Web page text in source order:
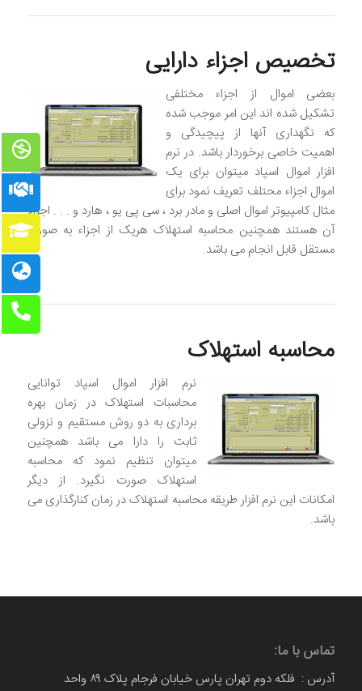
تخصیص اجزاء دارایی
بعضی اموال از اجزاء مختلفی
تشکیل شده اند این امر موجب شده
که نگهداری آنها از پیچیدگی و
اهمیت خاصی برخوردار باشد. در نرم
افزار اموال اسپاد میتوان برای یک
اموال اجزاء محتلف تعریف نمود برای
مثال کامپیوتر اموال اصلی و مادر برد ، سی پی یو ، هارد و . . . اجزاء
آن هستند همچنین محاسبه استهلاک هریک از اجزاء به صورت
مستقل قابل انجام می باشد.
محاسبه استهلاک
نرم افزار اموال اسپاد توانایی
محاسبات استهلاک در زمان بهره
برداری به دو روش مستقیم و نزولی
ثابت را دارا می باشد همچنین
میتوان تنظیم نمود که محاسبه
استهلاک صورت نگیرد. از دیگر
امکانات این نرم افزار طریقه محاسبه استهلاک در زمان کنارگذاری می
باشد.
تماس با ما:
آدرس : فلکه دوم تهران پارس خیابان فرجام پلاک ۸۹ واحد